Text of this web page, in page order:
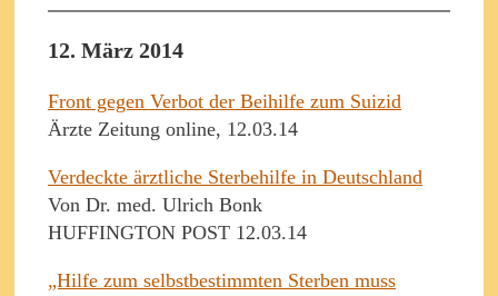
12. März 2014
Front gegen Verbot der Beihilfe zum Suizid
Ärzte Zeitung online, 12.03.14
Verdeckte ärztliche Sterbehilfe in Deutschland
Von Dr. med. Ulrich Bonk
HUFFINGTON POST 12.03.14
„Hilfe zum selbstbestimmten Sterben muss